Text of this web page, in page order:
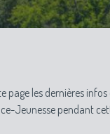
page les dernières
Jeunesse pendant